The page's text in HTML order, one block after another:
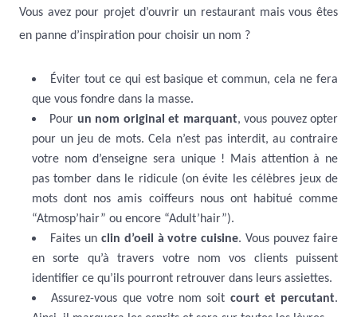
Vous avez pour projet d’ouvrir un restaurant mais vous êtes
en panne d’inspiration pour choisir un nom ?
Éviter tout ce qui est basique et commun, cela ne fera
que vous fondre dans la masse.
Pour un nom original et marquant, vous pouvez opter
pour un jeu de mots. Cela n’est pas interdit, au contraire
votre nom d’enseigne sera unique ! Mais attention à ne
pas tomber dans le ridicule (on évite les célèbres jeux de
mots dont nos amis coiffeurs nous ont habitué comme
“Atmosp’hair” ou encore “Adult’hair”).
Faites un clin d’oeil à votre cuisine. Vous pouvez faire
en sorte qu’à travers votre nom vos clients puissent
identifier ce qu’ils pourront retrouver dans leurs assiettes.
Assurez-vous que votre nom soit court et percutant.